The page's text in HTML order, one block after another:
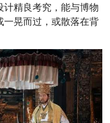
计精良考究，能与博物
一晃而过，或散落在背